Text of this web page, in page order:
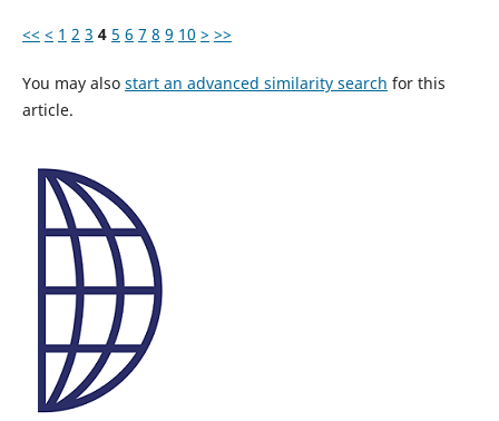
<< < 1 2 3 4 5 6 7 8 9 10 > >>
You may also start an advanced similarity search for this
article.